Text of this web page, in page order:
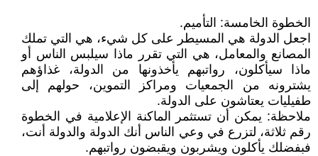
الخطوة الخامسة: التأميم.
اجعل الدولة هي المسيطر على كل شيء، هي التي تملك
المصانع والمعامل، هي التي تقرر ماذا سيلبس الناس أو
ماذا سيأكلون، رواتبهم يأخذونها من الدولة، غذاؤهم
يشترونه من الجمعيات ومراكز التموين، حولهم إلى
طفيليات يعتاشون على الدولة.
ملاحظة: يمكن أن تستثمر الماكنة الإعلامية في الخطوة
رقم ثلاثة، لتزرع في وعي الناس أنك الدولة والدولة أنت،
فبفضلك يأكلون ويشربون ويقبضون رواتبهم.